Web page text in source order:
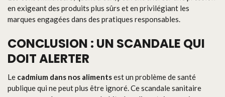
en exigeant des produits plus sûrs et en privilégiant les
marques engagées dans des pratiques responsables.
CONCLUSION : UN SCANDALE QUI
DOIT ALERTER
Le cadmium dans nos alimentsest un problème de santé
publique qui ne peut plus être ignoré. Ce scandale sanitaire